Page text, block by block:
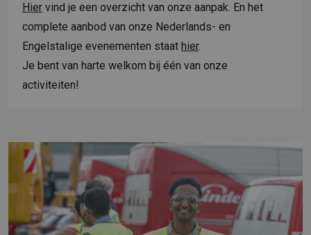
Hier vind je een overzicht van onze aanpak. En het
complete aanbod van onze Nederlands- en
Engelstalige evenementen staat hier.
Je bent van harte welkom bij één van onze
activiteiten!